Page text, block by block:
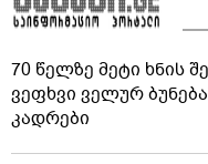
70 წელზე მეტი ხნის
ვეფხვი ველურ
კადრები